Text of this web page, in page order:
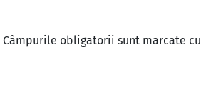
Câmpurile obligatorii sunt marcate cu